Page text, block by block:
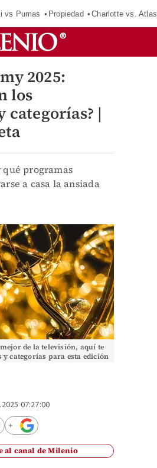
vs Pumas Propiedad Charlotte vs. Atlas
2025:
los
categorías? |
qué programas
a casa la ansiada
de la televisión, aquí te
categorías para esta edición
07:27:00
al canal de Milenio